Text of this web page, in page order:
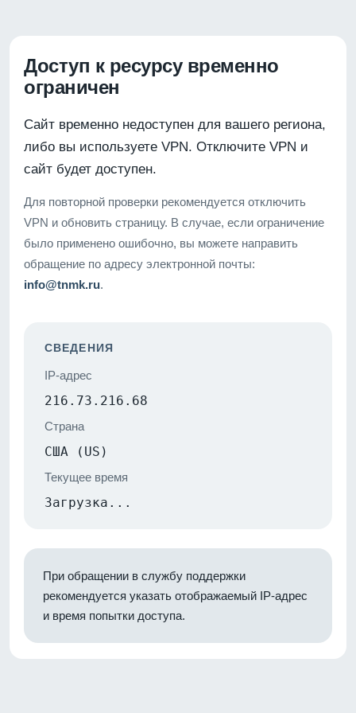
Доступ к ресурсу временно
ограничен
Сайт временно недоступен для вашего региона,
либо вы используете VPN. Отключите VPN и
сайт будет доступен.
Для повторной проверки рекомендуется отключить
VPN и обновить страницу. В случае, если ограничение
было применено ошибочно, вы можете направить
обращение по адресу электронной почты:
info@tnmk.ru.
СВЕДЕНИЯ
IP-адрес
216.73.216.68
Страна
США (US)
Текущее время
Загрузка...
При обращении в службу поддержки
рекомендуется указать отображаемый IP-адрес
и время попытки доступа.